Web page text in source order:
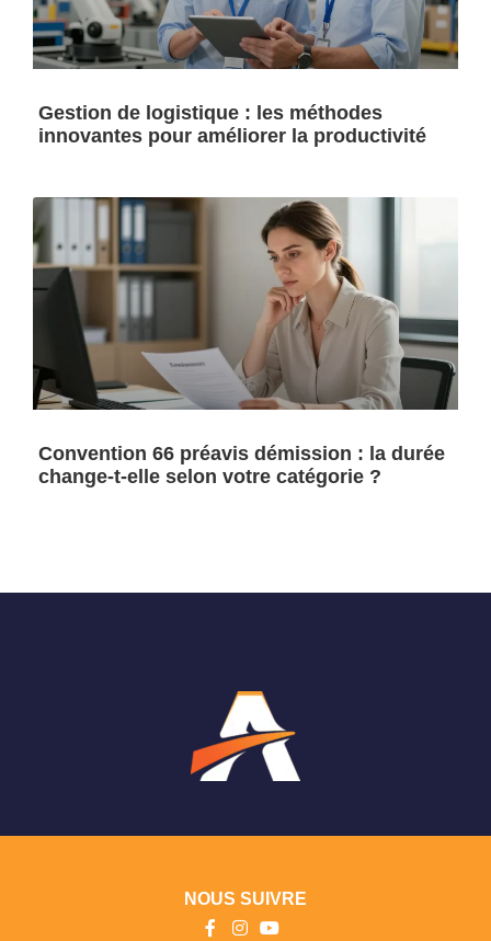
Gestion de logistique : les méthodes
innovantes pour améliorer la productivité
Convention 66 préavis démission : la durée
change-t-elle selon votre catégorie ?
NOUS SUIVRE